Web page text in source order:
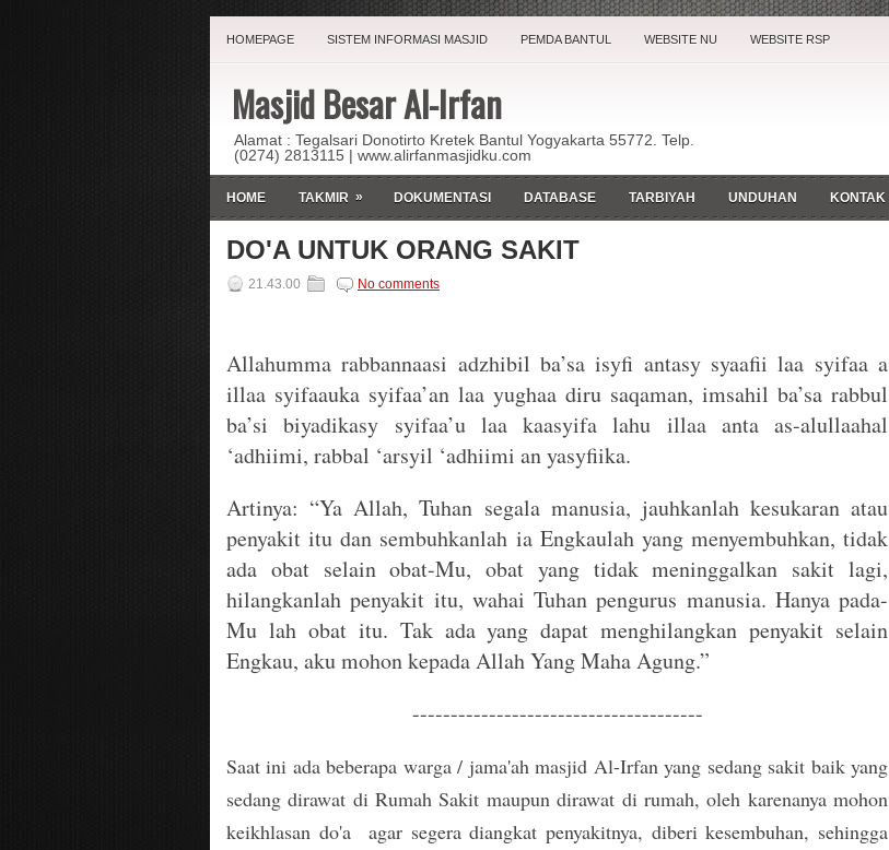
HOMEPAGE SISTEM INFORMASI MASJID PEMDA BANTUL WEBSITE NU WEBSITE RSP
Masjid Besar Al-Irfan
Alamat : Tegalsari Donotirto Kretek Bantul Yogyakarta 55772. Telp.
(0274) 2813115 | www.alirfanmasjidku.com
HOME TAKMIR » DOKUMENTASI DATABASE TARBIYAH UNDUHAN KONTAK
DO'A UNTUK ORANG SAKIT
21.43.00 No comments
Allahumma rabbannaasi adzhibil ba’sa isyfi antasy syaafii laa syifaa a
illaa syifaauka syifaa’an laa yughaa diru saqaman, imsahil ba’sa rabbul
ba’si biyadikasy syifaa’u laa kaasyifa lahu illaa anta as-alullaahal
‘adhiimi, rabbal ‘arsyil ‘adhiimi an yasyfiika.
Artinya: “Ya Allah, Tuhan segala manusia, jauhkanlah kesukaran atau
penyakit itu dan sembuhkanlah ia Engkaulah yang menyembuhkan, tidak
ada obat selain obat-Mu, obat yang tidak meninggalkan sakit lagi,
hilangkanlah penyakit itu, wahai Tuhan pengurus manusia. Hanya pada-
Mu lah obat itu. Tak ada yang dapat menghilangkan penyakit selain
Engkau, aku mohon kepada Allah Yang Maha Agung.”
--------------------------------------
Saat ini ada beberapa warga / jama'ah masjid Al-Irfan yang sedang sakit baik yang
sedang dirawat di Rumah Sakit maupun dirawat di rumah, oleh karenanya mohon
keikhlasan do'a agar segera diangkat penyakitnya, diberi kesembuhan, sehingga